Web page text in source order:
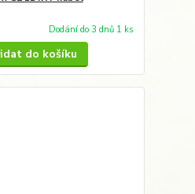
Dodání do 3 dnů 1 ks
do košíku